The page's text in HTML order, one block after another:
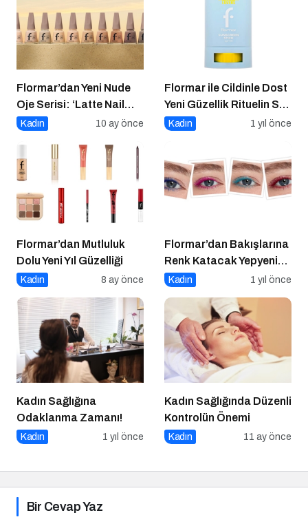
Flormar’dan Yeni Nude
Oje Serisi: ‘Latte Nail
Enamel’ ile Zamansız
Tırnaklarında!
Kadın 10 ay önce
Flormar ile Cildinle Dost
Yeni Güzellik Rituelin Sun
Lovers
Kadın 1 yıl önce
Flormar’dan Mutluluk
Dolu Yeni Yıl Güzelliği
Kadın 8 ay önce
Flormar’dan Bakışlarına
Renk Katacak Yepyeni
Color Treasure Maskara
Kadın 1 yıl önce
Kadın Sağlığına
Odaklanma Zamanı!
Kadın 1 yıl önce
Kadın Sağlığında Düzenli
Kontrolün Önemi
Kadın 11 ay önce
Bir Cevap Yaz